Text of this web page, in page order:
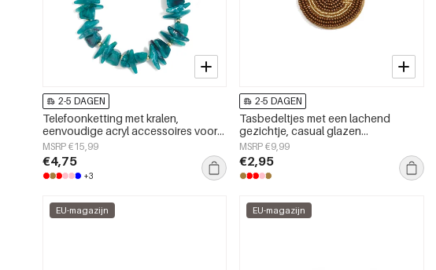
2-5 DAGEN
Telefoonketting met kralen,
eenvoudige acryl accessoires voor
dagelijks gebruik
MSRP €15,99
€4,75
+3
2-5 DAGEN
Tasbedeltjes met een lachend
gezichtje, casual glazen
accessoires voor dagelijks gebruik.
MSRP €9,99
€2,95
EU-magazijn EU-magazijn